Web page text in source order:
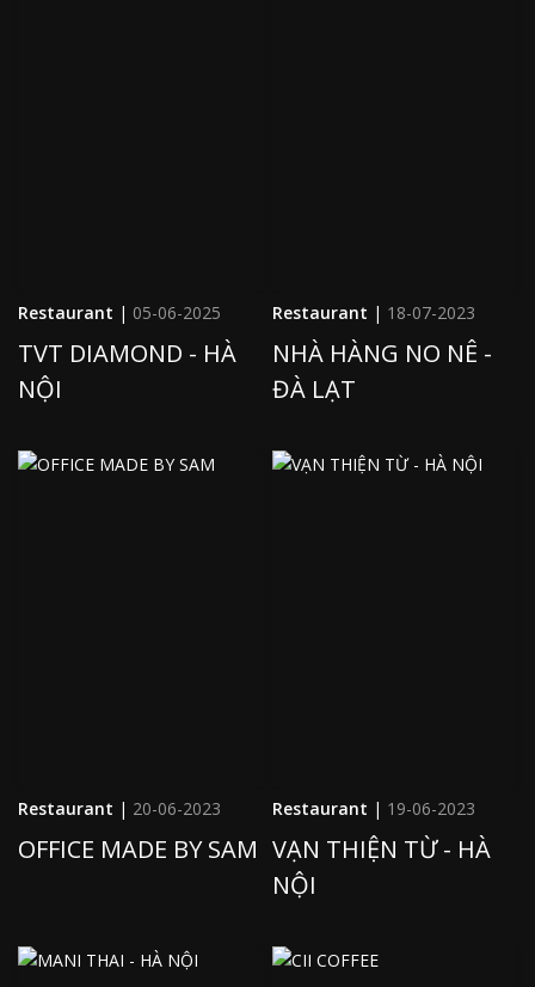
Restaurant | 05-06-2025
TVT DIAMOND - HÀ
NỘI
Restaurant | 18-07-2023
NHÀ HÀNG NO NÊ -
ĐÀ LẠT
Restaurant | 20-06-2023
OFFICE MADE BY SAM
Restaurant | 19-06-2023
VẠN THIỆN TỪ - HÀ
NỘI